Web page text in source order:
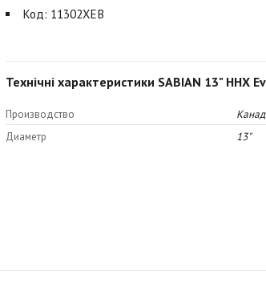
Код: 11302XEB
Технічні характеристики SABIAN 13"
Производство
Диаметр
13"